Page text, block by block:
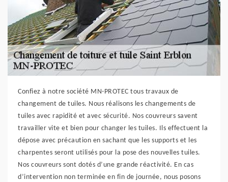
Confiez à notre société MN-PROTEC tous travaux de
changement de tuiles. Nous réalisons les changements de
tuiles avec rapidité et avec sécurité. Nos couvreurs savent
travailler vite et bien pour changer les tuiles. Ils effectuent la
dépose avec précaution en sachant que les supports et les
charpentes seront utilisés pour la pose des nouvelles tuiles.
Nos couvreurs sont dotés d’une grande réactivité. En cas
d’intervention non terminée en fin de journée, nous posons